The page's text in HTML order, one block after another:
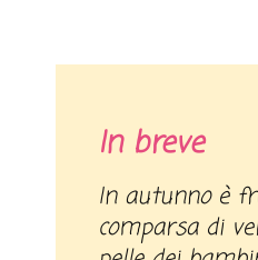
In breve
In autunno è frequente la
comparsa di